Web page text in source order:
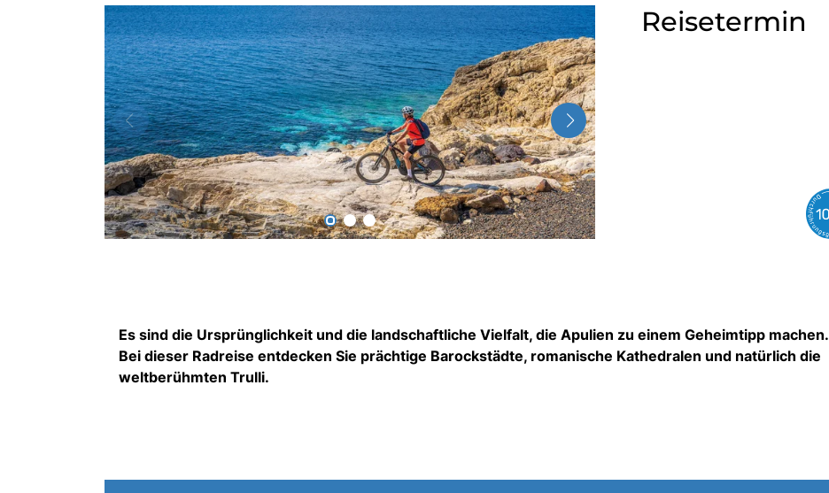
Reisetermin
Es sind die Ursprünglichkeit und die landschaftliche Vielfalt, die Apulien zu einem Geheimtipp machen.
Bei dieser Radreise entdecken Sie prächtige Barockstädte, romanische Kathedralen und natürlich die
weltberühmten Trulli.